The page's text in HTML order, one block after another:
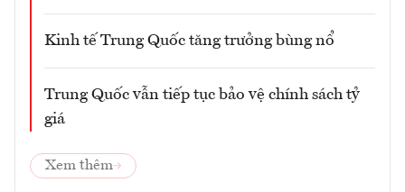
Kinh tế Trung Quốc tăng trưởng bùng nổ
Trung Quốc vẫn tiếp tục bảo vệ chính sách tỷ
giá
Xem thêm